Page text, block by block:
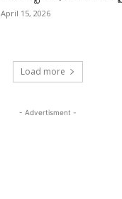
April 15, 2026
Load more
- Advertisment -